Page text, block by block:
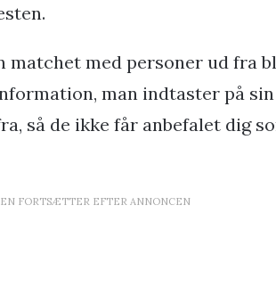
med personer ud fra
man indtaster på
så de ikke får anbefalet dig
FORTSÆTTER EFTER ANNONCEN